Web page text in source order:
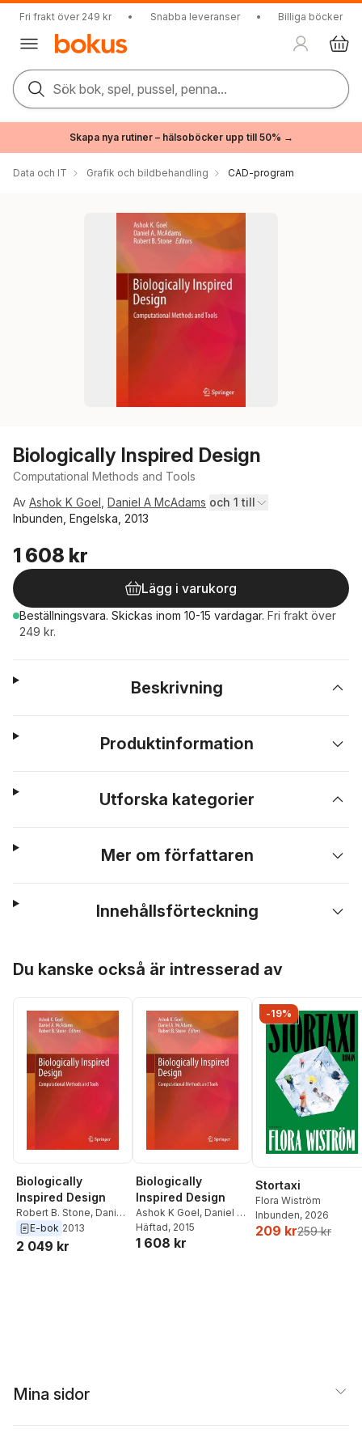
Fri frakt över 249 kr • Snabba leveranser • Billiga böcker
Sök bok, spel, pussel, penna...
Skapa nya rutiner – hälsoböcker upp till 50% →
Data och IT Grafik och bildbehandling CAD-program
Biologically Inspired Design
Computational Methods and Tools
Av Ashok K Goel Daniel A McAdams och 1 till
Inbunden, Engelska, 2013
1 608 kr
Lägg i varukorg
Beställningsvara. Skickas inom 10-15 vardagar. Fri frakt över
249 kr.
Beskrivning
Produktinformation
Utforska kategorier
Mer om författaren
Innehållsförteckning
Du kanske också är intresserad av
Biologically
Inspired Design
Robert B. Stone, Daniel
A McAdams,Ashok K
Goel
E-bok 2013
2 049 kr
Biologically
Inspired Design
Ashok K Goel, Daniel A
McAdams,Robert B.
Stone
Häftad, 2015
1 608 kr
-19%
Stortaxi
Flora Wiström
Inbunden, 2026
209 kr259 kr
Mina sidor